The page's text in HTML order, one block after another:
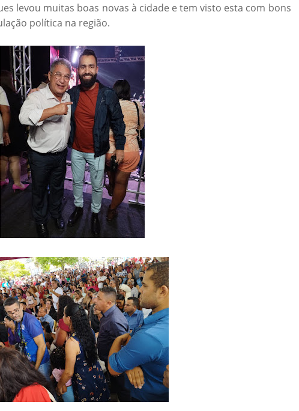
levou muitas boas novas à cidade e tem visto esta com bons
política na região.